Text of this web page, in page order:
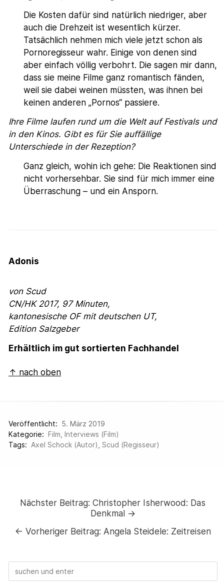
Die Kosten dafür sind natürlich niedriger, aber
auch die Drehzeit ist wesentlich kürzer.
Tatsächlich nehmen mich viele jetzt schon als
Pornoregisseur wahr. Einige von denen sind
aber einfach völlig verbohrt. Die sagen mir dann,
dass sie meine Filme ganz romantisch fänden,
weil sie dabei weinen müssten, was ihnen bei
keinen anderen „Pornos“ passiere.
Ihre Filme laufen rund um die Welt auf Festivals und
in den Kinos. Gibt es für Sie auffällige
Unterschiede in der Rezeption?
Ganz gleich, wohin ich gehe: Die Reaktionen sind
nicht vorhersehbar. Sie sind für mich immer eine
Überraschung – und ein Ansporn.
Adonis
von Scud
CN/HK 2017, 97 Minuten,
kantonesische OF mit deutschen UT,
Edition Salzgeber
Erhältlich im gut sortierten Fachhandel
↑ nach oben
Veröffentlicht: 5. März 2019
Kategorie: Film ,Interviews (Film)
Tags: Axel Schock (Autor) ,Scud (Regisseur)
Nächster Beitrag:Christopher Isherwood: Das
Denkmal →
← Vorheriger Beitrag: Angela Steidele: Zeitreisen